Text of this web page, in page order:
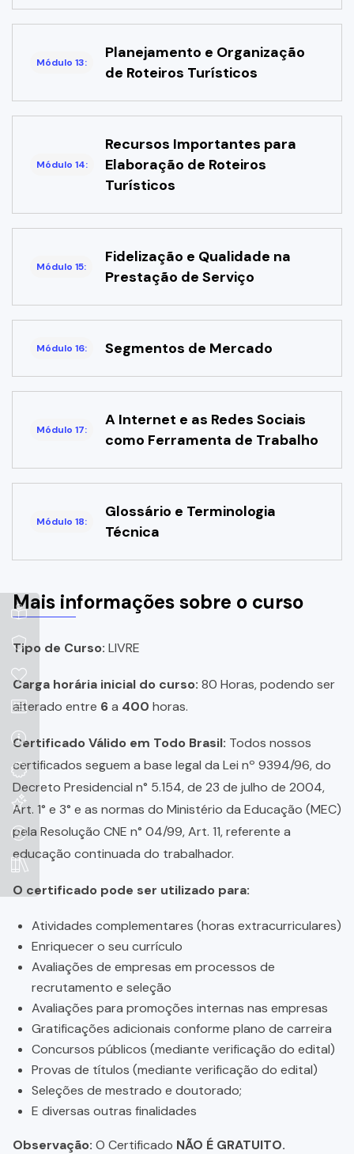
Módulo 13:
Planejamento e Organização
de Roteiros Turísticos
Módulo 14:
Recursos Importantes para
Elaboração de Roteiros
Turísticos
Módulo 15:
Fidelização e Qualidade na
Prestação de Serviço
Módulo 16: Segmentos de Mercado
Módulo 17:
A Internet e as Redes Sociais
como Ferramenta de Trabalho
Módulo 18:
Glossário e Terminologia
Técnica
Mais informações sobre o curso
Tipo de Curso: LIVRE
Carga horária inicial do curso: 80 Horas, podendo ser
alterado entre 6a 400 horas.
Certificado Válido em Todo Brasil: Todos nossos
certificados seguem a base legal da Lei nº 9394/96, do
Decreto Presidencial n° 5.154, de 23 de julho de 2004,
Art. 1° e 3° e as normas do Ministério da Educação (MEC)
pela Resolução CNE n° 04/99, Art. 11, referente a
educação continuada do trabalhador.
O certificado pode ser utilizado para:
Atividades complementares (horas extracurriculares)
Enriquecer o seu currículo
Avaliações de empresas em processos de
recrutamento e seleção
Avaliações para promoções internas nas empresas
Gratificações adicionais conforme plano de carreira
Concursos públicos (mediante verificação do edital)
Provas de títulos (mediante verificação do edital)
Seleções de mestrado e doutorado;
E diversas outras finalidades
Observação: O Certificado NÃO É GRATUITO.